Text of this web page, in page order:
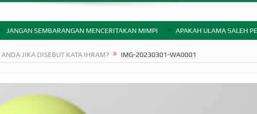
JANGAN SEMBARANGAN MENCERITAKAN MIMPI APAKAH ULAMA SALEH
UANG HARAM BISA
ISTIDLAL BATIL VS ISTIDLAL SYAR’I
ANDA JIKA DISEBUT KATA IHRAM? IMG-20230301-WA0001